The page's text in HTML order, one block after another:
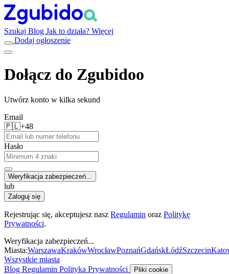
Szukaj Blog Jak to działa? Więcej
Dodaj ogłoszenie
Dołącz do Zgubidoo
Utwórz konto w kilka sekund
Email
🇵🇱+48
Hasło
Weryfikacja zabezpieczeń...
lub
Zaloguj się
Rejestrując się, akceptujesz nasz Regulamin oraz Politykę
Prywatności.
Weryfikacja zabezpieczeń...
Miasta:WarszawaKrakówWrocławPoznańGdańskŁódźSzczecin
Wszystkie miasta
Blog Regulamin Polityka Prywatności Pliki cookie